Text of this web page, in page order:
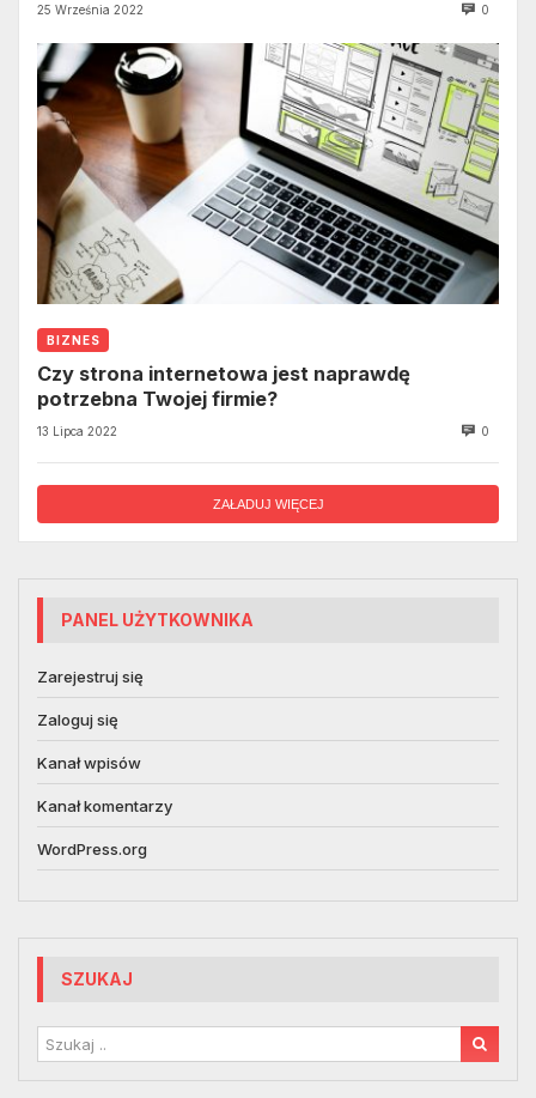
25 Września 2022 0
BIZNES
Czy strona internetowa jest naprawdę
potrzebna Twojej firmie?
13 Lipca 2022 0
ZAŁADUJ WIĘCEJ
PANEL UŻYTKOWNIKA
Zarejestruj się
Zaloguj się
Kanał wpisów
Kanał komentarzy
WordPress.org
SZUKAJ